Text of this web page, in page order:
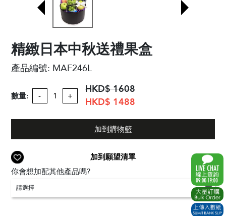
精緻日本中秋送禮果盒
產品編號: MAF246L
數量: - +
HKD$ 1608
HKD$ 1488
加到購物籃
加到願望清單
你會想加配其他產品嗎?
請選擇